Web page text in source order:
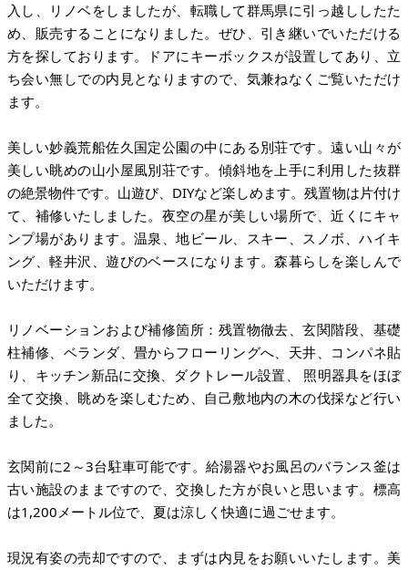
入し、リノベをしましたが、転職して群馬県に引っ越ししたた
め、販売することになりました。ぜひ、引き継いでいただける
方を探しております。ドアにキーボックスが設置してあり、立
ち会い無しでの内見となりますので、気兼ねなくご覧いただけ
ます。
美しい妙義荒船佐久国定公園の中にある別荘です。遠い山々が
美しい眺めの山小屋風別荘です。傾斜地を上手に利用した抜群
の絶景物件です。山遊び、DIYなど楽しめます。残置物は片付け
て、補修いたしました。夜空の星が美しい場所で、近くにキャ
ンプ場があります。温泉、地ビール、スキー、スノボ、ハイキ
ング、軽井沢、遊びのベースになります。森暮らしを楽しんで
いただけます。
リノベーションおよび補修箇所：残置物徹去、玄関階段、基礎
柱補修、ベランダ、畳からフローリングへ、天井、コンパネ貼
り、キッチン新品に交換、ダクトレール設置、 照明器具をほぼ
全て交換、眺めを楽しむため、自己敷地内の木の伐採など行い
ました。
玄関前に2～3台駐車可能です。給湯器やお風呂のバランス釜は
古い施設のままですので、交換した方が良いと思います。標高
は1,200メートル位で、夏は涼しく快適に過ごせます。
現況有姿の売却ですので、まずは内見をお願いいたします。美